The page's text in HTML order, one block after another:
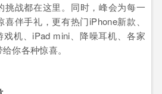
挑战都在这里。同时，峰会为每一
伴手礼，更有热门iPhone新款、
机、iPad mini、降噪耳机、各家
你各种惊喜。